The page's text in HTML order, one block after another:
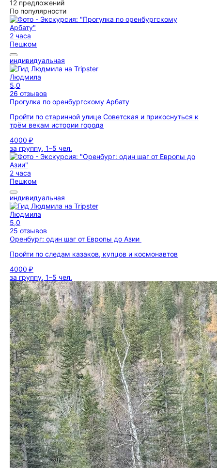
12 предложений
По популярности
2 часа
Пешком
индивидуальная
Людмила
5,0
26 отзывов
Прогулка по оренбургскому Арбату
Пройти по старинной улице Советская и прикоснуться к
трём векам истории города
4000 ₽
за группу, 1–5 чел.
2 часа
Пешком
индивидуальная
Людмила
5,0
25 отзывов
Оренбург: один шаг от Европы до Азии
Пройти по следам казаков, купцов и космонавтов
4000 ₽
за группу, 1–5 чел.